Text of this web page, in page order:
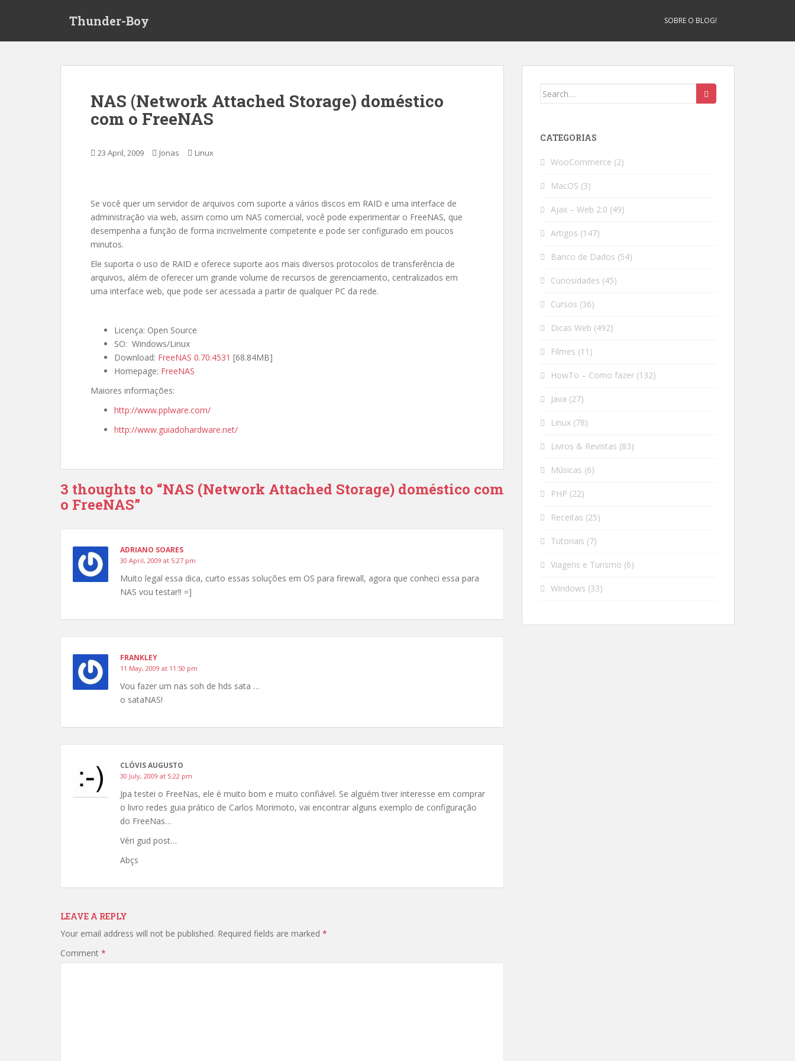
Thunder-Boy SOBRE O BLOG!
NAS (Network Attached Storage) doméstico
com o FreeNAS
23 April, 2009 Jonas Linux
Se você quer um servidor de arquivos com suporte a vários discos em RAID e uma interface de
administração via web, assim como um NAS comercial, você pode experimentar o FreeNAS, que
desempenha a função de forma incrivelmente competente e pode ser configurado em poucos
minutos.
Ele suporta o uso de RAID e oferece suporte aos mais diversos protocolos de transferência de
arquivos, além de oferecer um grande volume de recursos de gerenciamento, centralizados em
uma interface web, que pode ser acessada a partir de qualquer PC da rede.
Licença: Open Source
SO: Windows/Linux
Download: FreeNAS 0.70.4531 [68.84MB]
Homepage: FreeNAS
Maiores informações:
http://www.pplware.com/
http://www.guiadohardware.net/
3 thoughts to “NAS (Network Attached Storage) doméstico com
o FreeNAS”
ADRIANO SOARES
30 April, 2009 at 5:27 pm
Muito legal essa dica, curto essas soluções em OS para firewall, agora que conheci essa para
NAS vou testar!! =]
FRANKLEY
11 May, 2009 at 11:50 pm
Vou fazer um nas soh de hds sata …
o sataNAS!
CLÓVIS AUGUSTO
30 July, 2009 at 5:22 pm
Jpa testei o FreeNas, ele é muito bom e muito confiável. Se alguém tiver interesse em comprar
o livro redes guia prático de Carlos Morimoto, vai encontrar alguns exemplo de configuração
do FreeNas…
Véri gud post…
Abçs
LEAVE A REPLY
Your email address will not be published. Required fields are marked *
Comment *
Search
CATEGORIAS
WooCommerce (2)
MacOS (3)
Ajax – Web 2.0 (49)
Artigos (147)
Banco de Dados (54)
Curiosidades (45)
Cursos (36)
Dicas Web (492)
Filmes (11)
HowTo – Como fazer (132)
Java (27)
Linux (78)
Livros & Revistas (83)
Músicas (6)
PHP (22)
Receitas (25)
Tutoriais (7)
Viagens e Turismo (6)
Windows (33)